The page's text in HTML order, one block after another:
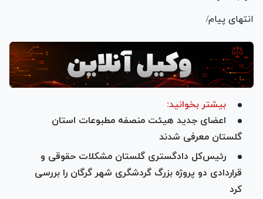
انتهای پیام/
بیشتر بخوانید:
اعضای جدید هیئت منصفه مطبوعات استان
گلستان معرفی شدند
رئیس‌کل دادگستری گلستان مشکلات حقوقی و
قراردادی دو پروژه بزرگ گردشگری شهر گرگان را بررسی
کرد